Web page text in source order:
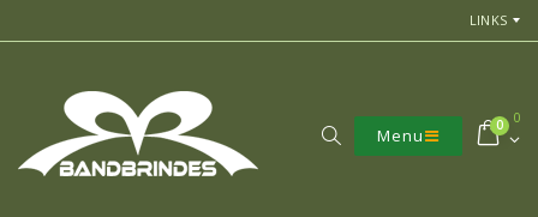
LINKS
Menu
0
0